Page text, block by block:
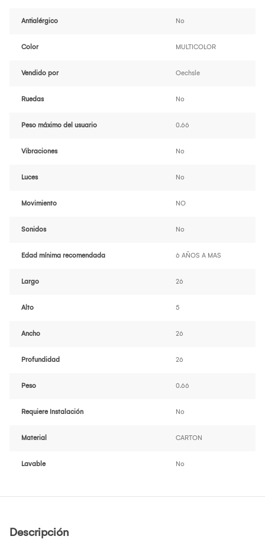
Antialérgico No
Color MULTICOLOR
Vendido por Oechsle
Ruedas No
Peso máximo del usuario 0.66
Vibraciones No
Luces No
Movimiento NO
Sonidos No
Edad mínima recomendada 6 AÑOS A MAS
Largo 26
Alto 5
Ancho 26
Profundidad 26
Peso 0.66
Requiere Instalación No
Material CARTON
Lavable No
Descripción